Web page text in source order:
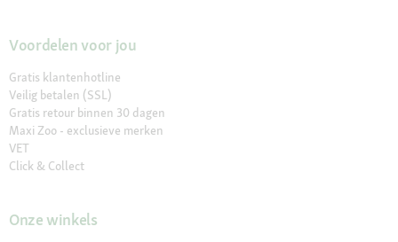
Voordelen voor jou
Gratis klantenhotline
Veilig betalen (SSL)
Gratis retour binnen 30 dagen
Maxi Zoo - exclusieve merken
VET
Click & Collect
Onze winkels